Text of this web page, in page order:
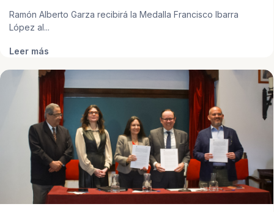
Ramón Alberto Garza recibirá la Medalla Francisco Ibarra
López al...
Leer más